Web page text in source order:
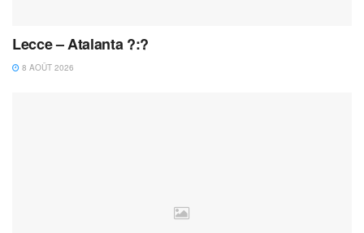
Lecce – Atalanta ?:?
8 AOÛT 2026